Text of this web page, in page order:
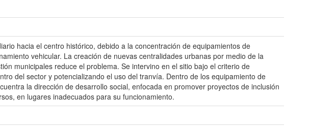
hacia el centro histórico, debido a la concentración de equipamientos de
vehicular. La creación de nuevas centralidades urbanas por medio de la
municipales reduce el problema. Se intervino en el sitio bajo el criterio de
del sector y potencializando el uso del tranvía. Dentro de los equipamiento de
la dirección de desarrollo social, enfocada en promover proyectos de inclusión
en lugares inadecuados para su funcionamiento.